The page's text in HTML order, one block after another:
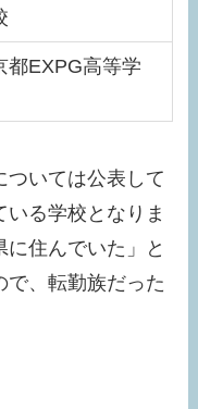
都EXPG高等学
ついては公表して
る学校となりま
住んでいた」と
で、転勤族だった